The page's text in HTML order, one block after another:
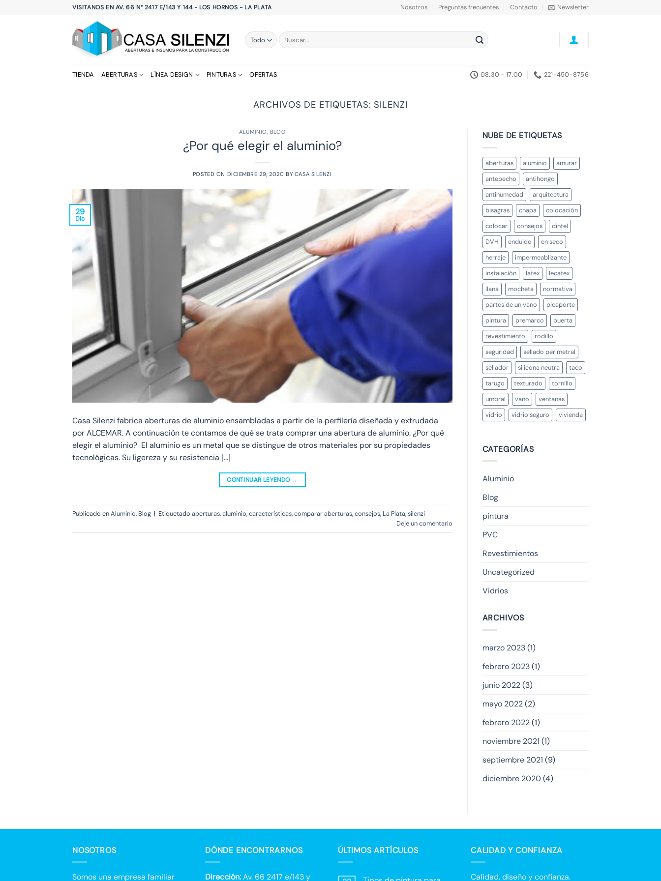
VISITANOS EN AV. 66 N° 2417 E/143 Y 144 - LOS HORNOS - LA PLATA Nosotros Preguntas frecuentes Contacto Newsletter
Buscar
por:
TIENDA ABERTURAS LÍNEA DESIGN PINTURAS OFERTAS 08:30 - 17:00 221-450-8756
ARCHIVOS DE ETIQUETAS: SILENZI
ALUMINIO, BLOG
¿Por qué elegir el aluminio?
POSTED ON DICIEMBRE 29, 2020 BY CASA SILENZI
29
Dic
Casa Silenzi fabrica aberturas de aluminio ensambladas a partir de la perfilería diseñada y extrudada
por ALCEMAR. A continuación te contamos de qué se trata comprar una abertura de aluminio. ¿Por qué
elegir el aluminio? El aluminio es un metal que se distingue de otros materiales por su propiedades
tecnológicas. Su ligereza y su resistencia […]
CONTINUAR LEYENDO →
Publicado enAluminio, Blog | Etiquetado aberturas,aluminio,características,comparar aberturas,consejos, La Plata,silenzi
Deje un comentario
NUBE DE ETIQUETAS
aberturas aluminio
amurar
antepecho
antihongo
antihumedad
arquitectura
bisagras
chapa
colocación
colocar
consejos
dintel
DVH
enduido
en seco
herraje
impermeablizante
instalación
latex
lecatex
llana
mocheta
normativa
partes de un vano
picaporte
pintura
premarco
puerta
revestimiento
rodillo
seguridad
sellado perimetral
sellador
silicona neutra
taco
tarugo
texturado
tornillo
umbral
vano
ventanas
vidrio
vidrio seguro vivienda
CATEGORÍAS
Aluminio
Blog
pintura
PVC
Revestimientos
Uncategorized
Vidrios
ARCHIVOS
marzo 2023(1)
febrero 2023(1)
junio 2022(3)
mayo 2022(2)
febrero 2022(1)
noviembre 2021 (1)
septiembre 2021 (9)
diciembre 2020(4)
NOSOTROS
Somos una empresa familiar
DÓNDE ENCONTRARNOS
Dirección:Av. 66 2417 e/143 y
ÚLTIMOS ARTÍCULOS CALIDAD Y CONFIANZA
Calidad, diseño y confianza.